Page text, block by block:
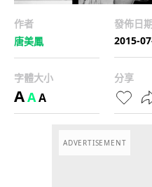
作者
唐美鳳
發佈日期
2015-
字體大小
AAA
分享
ADVERTISEMENT